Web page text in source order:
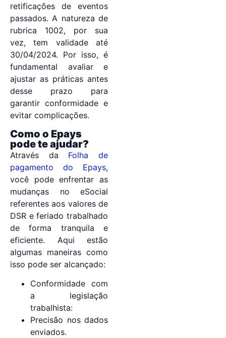
retificações de eventos
passados. A natureza de
rubrica 1002, por sua
vez, tem validade até
30/04/2024. Por isso, é
fundamental avaliar e
ajustar as práticas antes
desse prazo para
garantir conformidade e
evitar complicações.
Como o Epays
pode te ajudar?
Através da Folha de
pagamento do Epays,
você pode enfrentar as
mudanças no eSocial
referentes aos valores de
DSR e feriado trabalhado
de forma tranquila e
eficiente. Aqui estão
algumas maneiras como
isso pode ser alcançado:
Conformidade com
a legislação
trabalhista:
Precisão nos dados
enviados.